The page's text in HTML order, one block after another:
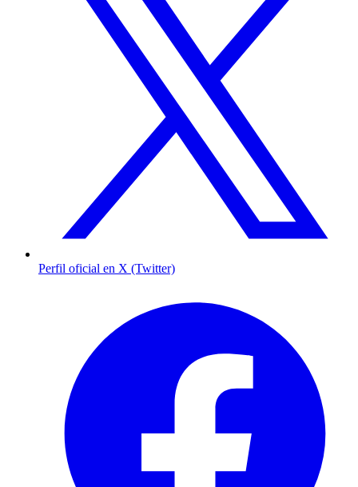
Perfil oficial en X (Twitter)